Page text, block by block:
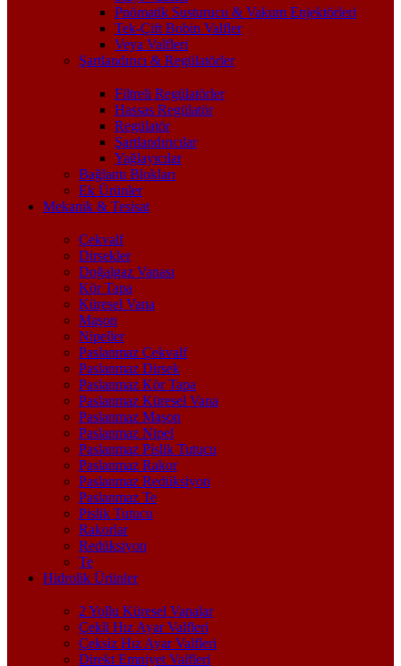
Pnömatik Susturucu & Vakum Enjektörleri
Tek-Çift Bobin Valfler
Veya Valfleri
Şartlandırıcı & Regülatörler
Filtreli Regülatörler
Hassas Regülatör
Regülatör
Şartlandırıcılar
Yağlayıcılar
Bağlantı Blokları
Ek Ürünler
Mekanik & Tesisat
Çekvalf
Dirsekler
Doğalgaz Vanası
Kör Tapa
Küresel Vana
Maşon
Nipeller
Paslanmaz Çekvalf
Paslanmaz Dirsek
Paslanmaz Kör Tapa
Paslanmaz Küresel Vana
Paslanmaz Maşon
Paslanmaz Nipel
Paslanmaz Pislik Tutucu
Paslanmaz Rakor
Paslanmaz Redüksiyon
Paslanmaz Te
Pislik Tutucu
Rakorlar
Redüksiyon
Te
Hidrolik Ürünler
2 Yollu Küresel Vanalar
Çekli Hız Ayar Valfleri
Çeksiz Hız Ayar Valfleri
Direkt Emniyet Valfleri